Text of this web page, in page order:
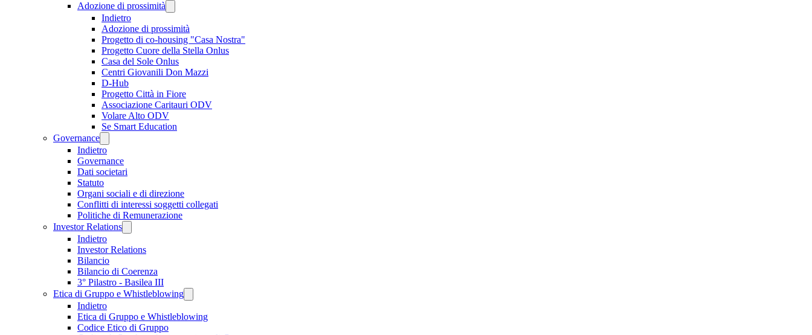
Adozione di prossimità
Indietro
Adozione di prossimità
Progetto di co-housing "Casa Nostra"
Progetto Cuore della Stella Onlus
Casa del Sole Onlus
Centri Giovanili Don Mazzi
D-Hub
Progetto Città in Fiore
Associazione Caritauri ODV
Volare Alto ODV
Se Smart Education
Governance
Indietro
Governance
Dati societari
Statuto
Organi sociali e di direzione
Conflitti di interessi soggetti collegati
Politiche di Remunerazione
Investor Relations
Indietro
Investor Relations
Bilancio
Bilancio di Coerenza
3° Pilastro - Basilea III
Etica di Gruppo e Whistleblowing
Indietro
Etica di Gruppo e Whistleblowing
Codice Etico di Gruppo